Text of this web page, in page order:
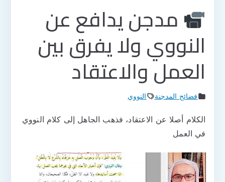
مدجن يدافع عن
النووي ولا يفرق بين
العمل والاعتقاد
فضائح المدجنة النووي
الكلام أصلا عن الاعتقاد، فذهب الجاهل إلى كلام النووي
في العمل
مشغل
الفيديو